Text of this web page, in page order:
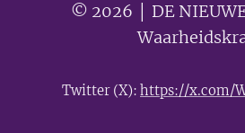
© 2026 │ DE
Twitter (X): https://x.com/